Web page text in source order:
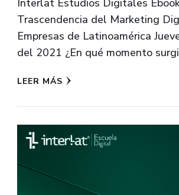
Interlat Estudios Digitales
Trascendencia del Marketing
Empresas de Latinoamérica
del 2021 ¿En qué momento
LEER MÁS